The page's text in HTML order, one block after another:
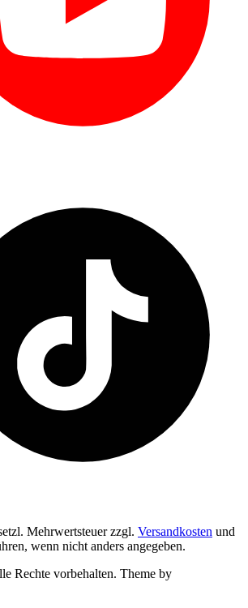
Mehrwertsteuer zzgl. Versandkosten und
wenn nicht anders angegeben.
Rechte vorbehalten. Theme by